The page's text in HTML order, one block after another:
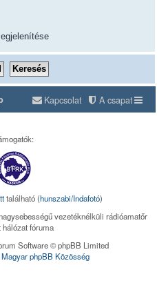
A csapat
Kapcsolat
található (hunszabi/Indafotó)
vezetéknélküli rádióamatőr
hálózat fóruma
Software © phpBB Limited
Magyar phpBB Közösség